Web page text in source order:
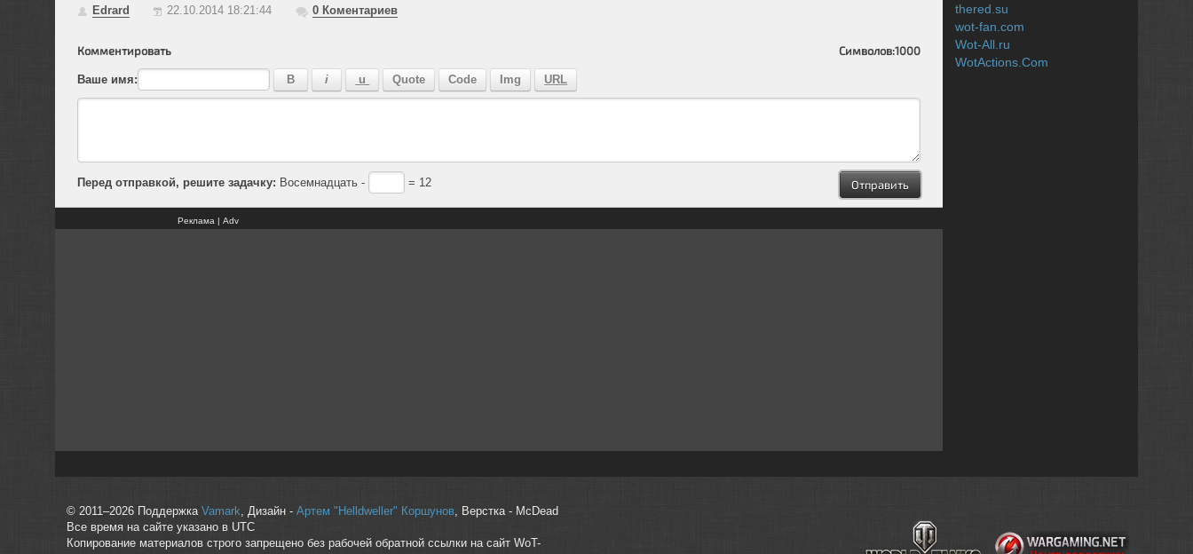
Edrard 22.10.2014 18:21:44 0Коментариев
Комментировать Символов:1000
Ваше имя:
Перед отправкой, решите задачку: Восемнадцать - = 12
Реклама | Adv
thered.su
wot-fan.com
Wot-All.ru
WotActions.Com
© 2011–2026 Поддержка Vamark , Дизайн - Артем "Helldweller" Коршунов, Верстка - McDead
Все время на сайте указано в UTC
Копирование материалов строго запрещено без рабочей обратной ссылки на сайт WoT-